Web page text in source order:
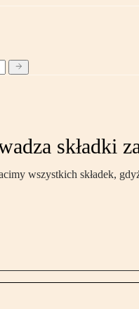
składki
wszystkich składek,